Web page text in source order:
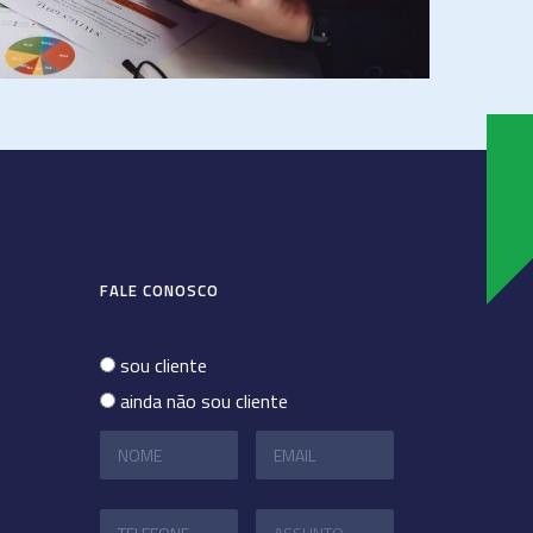
FALE CONOSCO
sou cliente
ainda não sou cliente